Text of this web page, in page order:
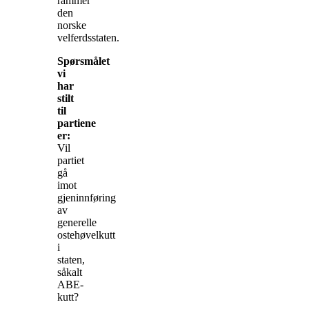
den
norske
velferdsstaten.
Spørsmålet
vi
har
stilt
til
partiene
er:
Vil
partiet
gå
imot
gjeninnføring
av
generelle
ostehøvelkutt
i
staten,
såkalt
ABE-
kutt?